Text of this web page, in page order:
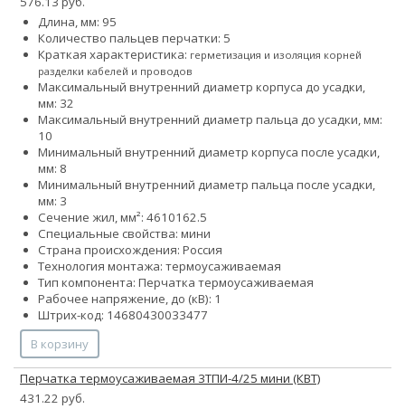
Длина, мм: 95
Количество пальцев перчатки: 5
Краткая характеристика: герметизация и изоляция корней
разделки кабелей и проводов
Максимальный внутренний диаметр корпуса до усадки,
мм: 32
Максимальный внутренний диаметр пальца до усадки, мм:
10
Минимальный внутренний диаметр корпуса после усадки,
мм: 8
Минимальный внутренний диаметр пальца после усадки,
мм: 3
Сечение жил, мм²: 4610162.5
Специальные свойства: мини
Страна происхождения: Россия
Технология монтажа: термоусаживаемая
Тип компонента: Перчатка термоусаживаемая
Рабочее напряжение, до (кВ): 1
Штрих-код: 14680430033477
В корзину
Перчатка термоусаживаемая 3ТПИ-4/25 мини (КВТ)
431.22 руб.